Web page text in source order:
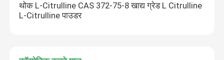
वीडियो
थोक L-Citrulline CAS 372-75-8 खाद्य ग्रेड L Citrulline
L-Citrulline पाउडर